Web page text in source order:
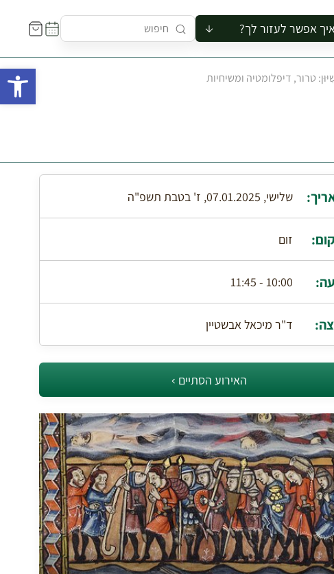
איך אפשר לעזור לך?
סיור לקבוצה
לסיור
ביקור בצריף
טרור, דיפלומטיה ומשיחיות
שלישי, 07.01.2025, ז' בטבת תשפ"ה
זום
10:00 - 11:45
ד"ר מיכאל אבשטיין
האירוע הסתיים